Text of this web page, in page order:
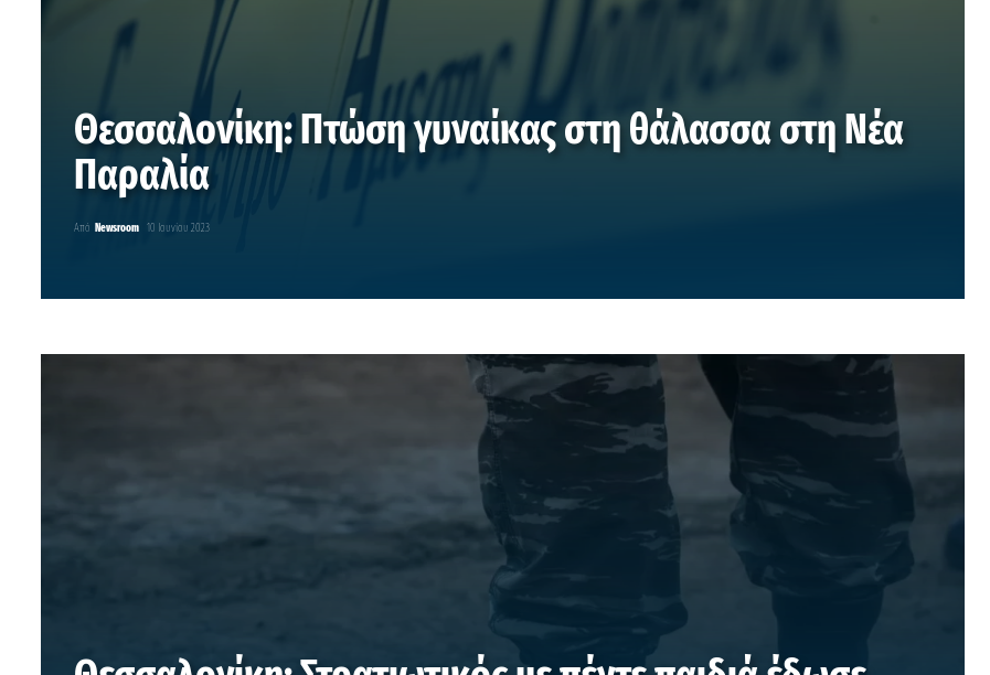
Θεσσαλονίκη: Πτώση γυναίκας στη θάλασσα στη Νέα
Παραλία
Από Newsroom 10 Ιουνίου 2023